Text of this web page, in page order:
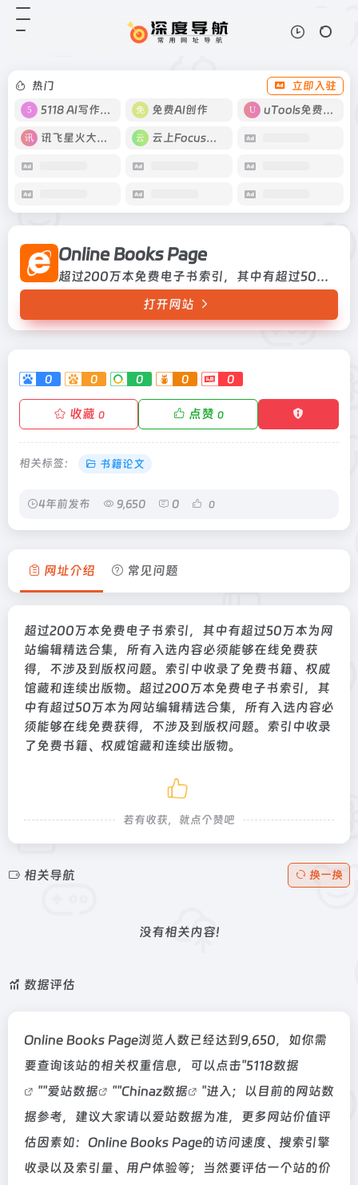
热门
立即入驻
5118 AI写作工具
免费AI创作 uTools免费工具箱
讯飞星火大模型 云上Focus接码
Online Books Page
超过200万本免费电子书索引，其中有超过50万本为网站编辑精选合集，所有入选内容必须能够在线免费获得，不涉及到版权问题。索引中收录了免费书籍、权威馆藏和连续出版物。超过200万本免费电子书索引，其中有超过50万本为网站编辑精选合集，所有入选内容必须能够在线免费获得，不涉及到版权问题。索引中收录了免费书籍、权威馆藏和连续出版物。
打开网站
0 0 0 0 0
收藏 0 点赞 0
相关标签： 书籍论文
4年前发布 9,650 0 0
Online Books Page
集，所有入选内容必须能够在线免费
录了免费书籍、权威馆藏和连续出
版...
网址介绍 常见问题
超过200万本免费电子书索引，其中有超过50万本为网
站编辑精选合集，所有入选内容必须能够在线免费获
得，不涉及到版权问题。索引中收录了免费书籍、权威
馆藏和连续出版物。超过200万本免费电子书索引，其
中有超过50万本为网站编辑精选合集，所有入选内容必
须能够在线免费获得，不涉及到版权问题。索引中收录
了免费书籍、权威馆藏和连续出版物。
若有收获，就点个赞吧
相关导航 换一换
没有相关内容!
数据评估
Online Books Page浏览人数已经达到9,650，如你需
要查询该站的相关权重信息，可以点击"5118数据
""爱站数据 ""Chinaz数据
"进入；以目前的网站数
据参考，建议大家请以爱站数据为准，更多网站价值评
估因素如：Online Books Page的访问速度、搜索引擎
收录以及索引量、用户体验等；当然要评估一个站的价